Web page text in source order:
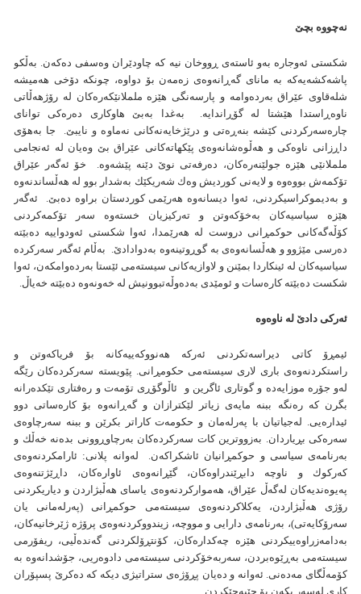
نه‌چووه‌ بچێ
شكستی ئه‌وجاره‌ به‌و ئاسته‌‌ی ڕووخان نيه‌ كه‌ چاودێران وه‌سفی ده‌كه‌ن. به‌ڵكو
پاشه‌كشه‌يه‌كه‌ به‌ مانای گه‌ڕانه‌وه‌ی زه‌مه‌ن بۆ دواوه،‌ چونكه‌ دۆخی هه‌ميشه‌
شله‌قاوی عێراق به‌رده‌وامه‌ و پارسه‌نگی هێزه‌ ململانێكه‌ره‌كان له‌ رۆژهه‌ڵاتی
ناوه‌ڕاستدا هێشتا له‌ گۆڕاندايه‌. به‌غدا به‌بێ هاوكاری ده‌ره‌كی توانای
چاره‌سه‌ركردنی كێشه‌ بنه‌ڕه‌تی و درێژخايه‌نه‌كانی نه‌ماوه‌ و نايبێ. جا به‌هۆی
داڕزانی ناوه‌كی و هه‌ڵوه‌شانه‌وه‌ی پێكهاته‌كانی عێراق بێ وه‌يان له‌ ئه‌نجامی
ململانێی هێزه‌ جولێنه‌ره‌كان، ده‌رفه‌تی نوێ دێنه‌ پێشه‌وه‌. خۆ ئه‌گه‌ر عێراق
تۆكمه‌ش‌ بووه‌وه‌ و لايه‌نی كورديش وه‌ك شه‌ريكێك به‌شدار بوو له‌ هه‌ڵساندنه‌وه‌
و به‌ديموكراسيكردنی، ئه‌وا ديسانه‌وه‌ هه‌رێمی كوردستان براوه‌ ده‌بێ. ئه‌گه‌ر
هێزه‌ سياسيه‌كان به‌خۆكه‌وتن و ته‌ركيزيان خسته‌‌وه سه‌ر تۆكمه‌كردنی
كۆڵه‌گه‌كانی حوكمڕانی دروست له‌ هه‌رێمدا، ئه‌وا شكستی ئه‌ودواييه‌‌ ده‌بێته‌
ده‌رسی مێژوو و هه‌ڵسانه‌وه‌ی به‌ گوڕوتينه‌وه‌ به‌دوادادێ. به‌ڵام ئه‌گه‌ر سه‌ركرده‌
سياسيه‌كان له‌ ئينكاردا بمێنن و لاوازيه‌كانی سيسته‌می ئێستا به‌رده‌وامكه‌ن، ئه‌وا
شكست ده‌بێته‌ كاره‌سات و‌ ئومێدی به‌ده‌وڵه‌تبوونيش له‌ خه‌ونه‌وه‌ ده‌بێته‌ خه‌ياڵ.
ئه‌ركی دادێ‌ له‌ ناوه‌وه‌
ئيمڕۆ كاتی ديراسه‌تكردنی ئه‌ركه‌ هه‌نووكه‌ييه‌كانه‌ بۆ فرياكه‌وتن و
راستكردنه‌وه‌ی باری لاری سيسته‌می حكومڕانی. پێويسته‌ سه‌ركرده‌كان رێگه‌
له‌و جۆره‌ موزايه‌ده‌ و گوتاری ئاگرين و ئاڵوگۆڕی تۆمه‌ت و ره‌فتاری تێكده‌رانه‌
بگرن كه‌ ره‌نگه‌ ببنه‌ مايه‌ی زياتر لێكترازان و گه‌ڕانه‌وه‌ بۆ كاره‌ساتی دوو
ئيداره‌يی. له‌جياتيان با په‌رله‌مان و حكومه‌ت كاراتر بكرێن‌ و ببنه‌ سه‌رچاوه‌ی
سه‌ره‌كی بڕياردان. به‌زووترين كات سه‌ركرده‌كان به‌رچاوڕوونی بده‌نه‌ خه‌ڵك و
به‌رنامه‌ی سياسی و حوكمڕانیان ئاشكراكه‌ن. له‌وانه‌ پلانی: ئارامكردنه‌وه‌ی
كه‌ركوك و ناوچه‌ دابڕێندراوه‌كان، گێڕانه‌وه‌ی ئاواره‌كان، داڕێژتنه‌وه‌ی
په‌يوه‌نديه‌كان له‌گه‌ڵ عێراق، هه‌مواركردنه‌وه‌ی ياسای هه‌ڵبژاردن و دياريكردنی
رۆژی هه‌ڵبژاردن، يه‌كلاكردنه‌وه‌ی سيسته‌می حوكمڕانی (په‌رله‌مانی يان
سه‌رۆكايه‌تی)، به‌رنامه‌ی دارايی و مووچه‌، زيندووكردنه‌وه‌ی‌ پرۆژه‌ ژێرخانيه‌كان،
به‌دامه‌زراوه‌ييكردنی هێزه‌ چه‌كداره‌كان‌، كۆنتڕۆلكردنی گه‌نده‌ڵيی، ريفۆرمی
سيسته‌می به‌ڕێوه‌بردن، سه‌ربه‌خۆكردنی سيسته‌می دادوه‌ريی، جۆشدانه‌وه‌ به‌
كۆمه‌ڵگای مه‌ده‌نی. ئه‌وانه‌ و ده‌يان پڕۆژه‌ی ستراتيژی ديكه‌ كه‌ ده‌كرێ پسپۆران
كاری له‌سه‌ر بكه‌ن بۆ جێبه‌جێكردن.